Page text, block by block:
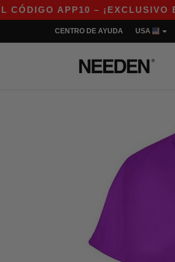
– ¡EXCLUSIVO EN LA APP!
CENTRO DE AYUDA USA